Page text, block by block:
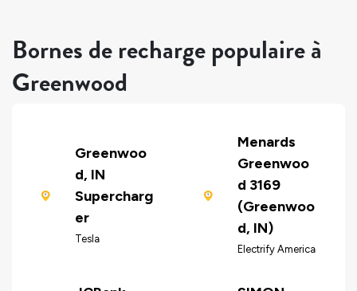
Bornes de recharge populaire à
Greenwood
Greenwoo
d, IN
Supercharg
er
Tesla
Menards
Greenwoo
d 3169
(Greenwoo
d, IN)
Electrify America